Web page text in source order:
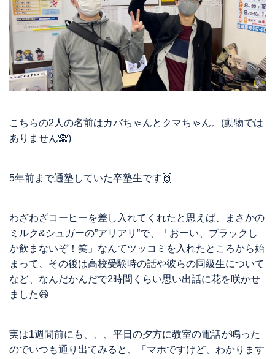
こちらの2人の名前はカバちゃんとクマちゃん。(動物では
ありません🙈)
5年前まで通塾していた卒塾生です🙌
わざわざコーヒーを差し入れてくれたと思えば、まさかの
ミルク&シュガーの”アリアリ”で、「おーい、ブラックし
か飲まないぞ！笑」なんてツッコミを入れたところから始
まって、その後は高校受験時の話や彼らの同級生について
など、なんだかんだで2時間くらい思い出話に花を咲かせ
ました😆
実は1週間前にも、、、平日の夕方に教室の電話が鳴った
のでいつも通り出てみると、「マホですけど、わかります